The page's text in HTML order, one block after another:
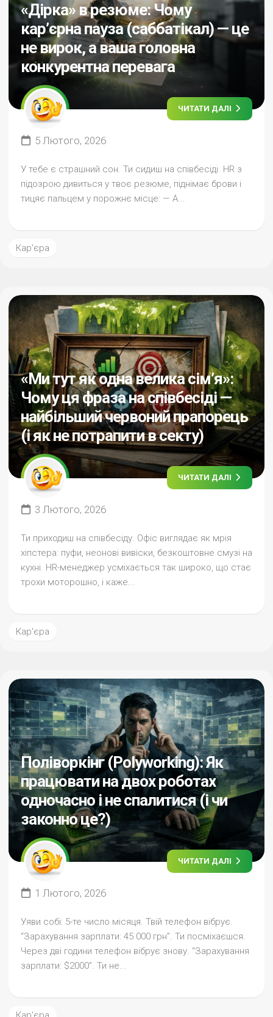
«Дірка» в резюме: Чому
кар’єрна пауза (саббатікал) — це
не вирок, а ваша головна
конкурентна перевага
ЧИТАТИ ДАЛІ
5 Лютого, 2026
У тебе є страшний сон. Ти сидиш на співбесіді. HR з
підозрою дивиться у твоє резюме, піднімає брови і
тицяє пальцем у порожнє місце: — А...
Кар'єра
«Ми тут як одна велика сім’я»:
Чому ця фраза на співбесіді —
найбільший червоний прапорець
(і як не потрапити в секту)
ЧИТАТИ ДАЛІ
3 Лютого, 2026
Ти приходиш на співбесіду. Офіс виглядає як мрія
хіпстера: пуфи, неонові вивіски, безкоштовне смузі на
кухні. HR-менеджер усміхається так широко, що стає
трохи моторошно, і каже...
Кар'єра
Поліворкінг (Polyworking): Як
працювати на двох роботах
одночасно і не спалитися (і чи
законно це?)
ЧИТАТИ ДАЛІ
1 Лютого, 2026
Уяви собі: 5-те число місяця. Твій телефон вібрує.
“Зарахування зарплати: 45 000 грн”. Ти посміхаєшся.
Через дві години телефон вібрує знову. “Зарахування
зарплати: $2000”. Ти не...